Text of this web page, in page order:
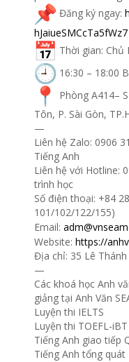
Đăng ký ngay:
hJaiueSMCcTa5fWz7
Thời gian:
16:30 – 18:00
Phòng A414–
Tôn, P. Sài Gòn,
—
Liên hệ Zalo: 0906
Tiếng Anh
Liên hệ với Hotline:
trình học
Số điện thoại: +84
101/102/122/155)
Email:
Website: https://
Địa chỉ: 35 Lê Thánh
—
Các khoá học Anh
giảng tại Anh Văn
Luyện thi IELTS
Luyện thi TOEFL-iBT
Tiếng Anh giao tiếp
Tiếng Anh tổng quát